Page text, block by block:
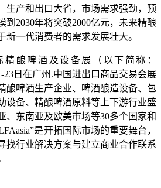
生产和出口大省，市场需求强劲， 预
到2030年将突破2000亿元，未来精酿
新一代消费者的需求发展壮大。
精酿啤酒及设备展（以下简称：
23日在广州.中国进出口商品交易会展
酿啤酒生产企业、啤酒酿造设备、包
设备、精酿啤酒原料等上下游行业盛
、东南亚及欧美市场等30多个国家和
”是开拓国际市场的重要舞台，
找行业解决方案与建立商业合作联系